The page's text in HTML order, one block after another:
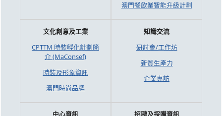
澳門餐飲業智能升級計劃
文化創意及工業
CPTTM 時裝孵化計劃簡
介 (MaConsef)
時裝及形象資訊
澳門時尚品牌
知識交流
研討會/工作坊
新質生產力
企業專訪
中心資訊 招聘及採購資訊